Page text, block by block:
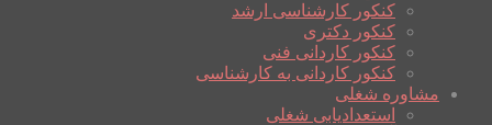
کنکور کارشناسی ارشد
کنکور دکتری
کنکور کاردانی فنی
کنکور کاردانی به کارشناسی
مشاوره شغلی
استعدادیابی شغلی